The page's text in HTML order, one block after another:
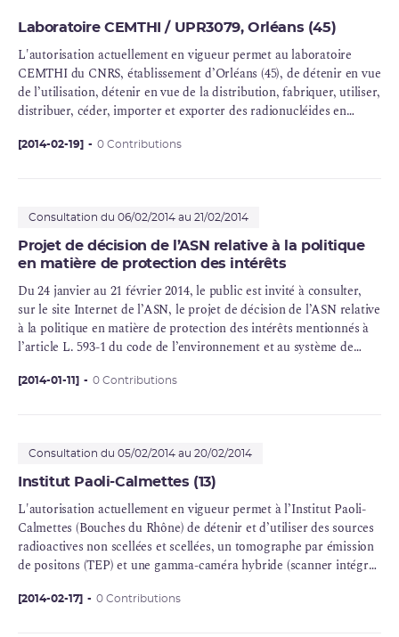
Laboratoire CEMTHI / UPR3079, Orléans (45)
L'autorisation actuellement en vigueur permet au laboratoire
CEMTHI du CNRS, établissement d’Orléans (45), de détenir en vue
de l’utilisation, détenir en vue de la distribution, fabriquer, utiliser,
distribuer, céder, importer et exporter des radionucléides en
radionucléides en sources scellées ;détenir et utiliser des appareils
[2014-02-19] 0 Contributions
Consultation du 06/02/2014 au 21/02/2014
Projet de décision de l’ASN relative à la politique
en matière de protection des intérêts
Du 24 janvier au 21 février 2014, le public est invité à consulter,
sur le site Internet de l’ASN, le projet de décision de l’ASN relative
à la politique en matière de protection des intérêts mentionnés à
l’article L. 593-1 du code de l’environnement et au système de
fixant les règles générales relatives aux installations nucléaires de
[2014-01-11] 0 Contributions
Consultation du 05/02/2014 au 20/02/2014
Institut Paoli-Calmettes (13)
L'autorisation actuellement en vigueur permet à l’Institut Paoli-
Calmettes (Bouches du Rhône) de détenir et d’utiliser des sources
radioactives non scellées et scellées, un tomographe par émission
de positons (TEP) et une gamma-camérahybride (scanner intégré)
vivo, in vitro, de thérapie et de recherche biomédicale.
[2014-02-17] 0 Contributions